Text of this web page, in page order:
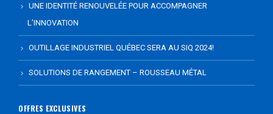
UNE IDENTITÉ RENOUVELÉE POUR ACCOMPAGNER
L’INNOVATION
OUTILLAGE INDUSTRIEL QUÉBEC SERA AU SIQ 2024!
SOLUTIONS DE RANGEMENT – ROUSSEAU MÉTAL
OFFRES EXCLUSIVES